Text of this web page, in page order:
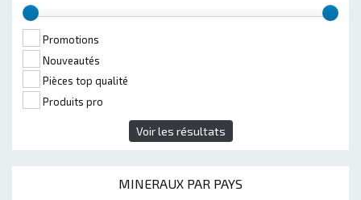
Promotions
Nouveautés
Pièces top qualité
Produits pro
Voir les résultats
MINERAUX PAR PAYS